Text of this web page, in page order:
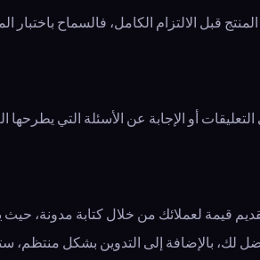
قبل الالتزام الكامل، فالسماح
أو الإجابة عن الأسئلة التي
قيمة لعملائك من خلال كتابة مدونة،
لك، بالإضافة إلى التدوين بشكل منتظم،